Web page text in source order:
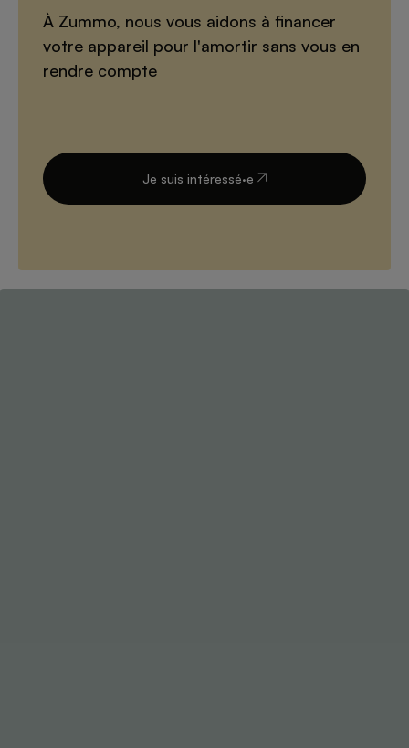
À Zummo, nous vous aidons à financer
votre appareil pour l'amortir sans vous en
rendre compte
Je suis intéressé·e